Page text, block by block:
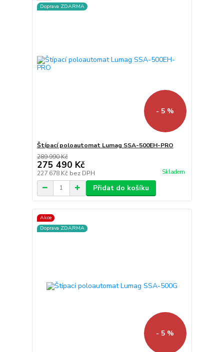
Doprava ZDARMA
- 5 %
Štípací poloautomat Lumag SSA-500EH-PRO
289 990 Kč
275 490 Kč
227 678 Kč bez DPH Skladem
Přidat do košíku
Akce
Doprava ZDARMA
- 5 %